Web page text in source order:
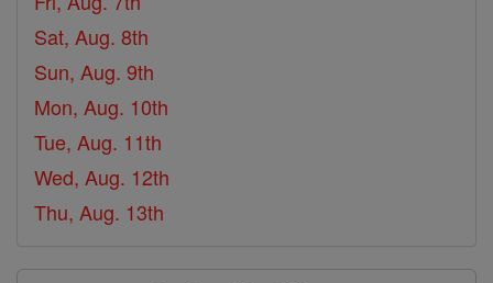
Sat, Aug. 8th
Sun, Aug. 9th
Mon, Aug. 10th
Tue, Aug. 11th
Wed, Aug. 12th
Thu, Aug. 13th